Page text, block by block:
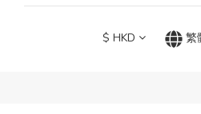
$ HKD 繁